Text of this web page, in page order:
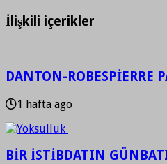
İlişkili içerikler
DANTON-ROBESPİERRE
1 hafta ago
BİR İSTİBDATIN